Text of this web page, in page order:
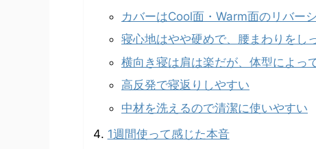
カバーはCool面・Warm面のリバー
寝心地はやや硬めで、腰まわりをし
横向き寝は肩は楽だが、体型によっ
高反発で寝返りしやすい
中材を洗えるので清潔に使いやすい
1週間使って感じた本音